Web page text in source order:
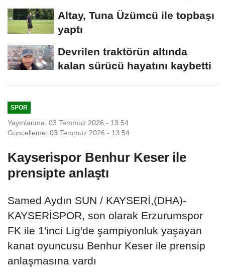
Altay, Tuna Üzümcü ile topbaşı
yaptı
Devrilen traktörün altında
kalan sürücü hayatını kaybetti
SPOR
Yayınlanma: 03 Temmuz 2026 - 13:54
Güncelleme: 03 Temmuz 2026 - 13:54
Kayserispor Benhur Keser ile
prensipte anlaştı
Samed Aydın SUN / KAYSERİ,(DHA)-
KAYSERİSPOR, son olarak Erzurumspor
FK ile 1'inci Lig'de şampiyonluk yaşayan
kanat oyuncusu Benhur Keser ile prensip
anlaşmasına vardı